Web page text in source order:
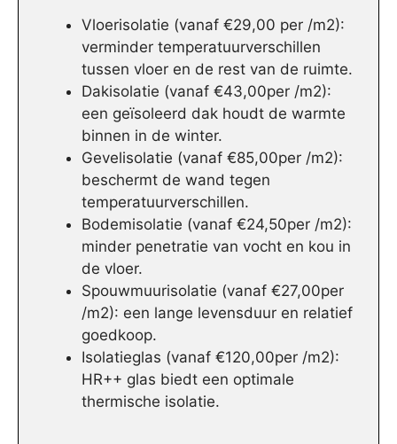
Vloerisolatie (vanaf €29,00 per /m2):
verminder temperatuurverschillen
tussen vloer en de rest van de ruimte.
Dakisolatie (vanaf €43,00per /m2):
een geïsoleerd dak houdt de warmte
binnen in de winter.
Gevelisolatie (vanaf €85,00per /m2):
beschermt de wand tegen
temperatuurverschillen.
Bodemisolatie (vanaf €24,50per /m2):
minder penetratie van vocht en kou in
de vloer.
Spouwmuurisolatie (vanaf €27,00per
/m2): een lange levensduur en relatief
goedkoop.
Isolatieglas (vanaf €120,00per /m2):
HR++ glas biedt een optimale
thermische isolatie.